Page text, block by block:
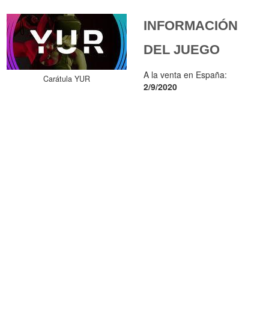
Carátula YUR
INFORMACIÓN
DEL JUEGO
A la venta en España:
2/9/2020